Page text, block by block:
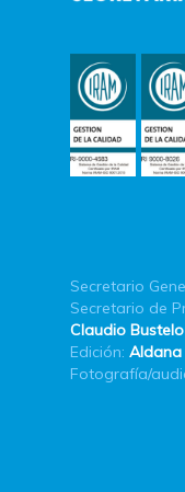
Secretario
Secretario de
Claudio Bustelo
Edición:
Fotografía/